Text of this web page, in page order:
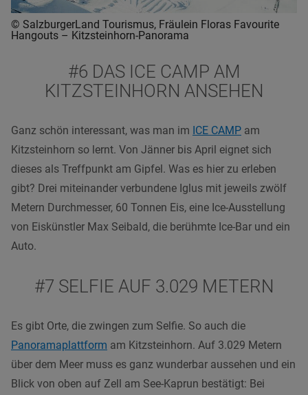
© SalzburgerLand Tourismus, Fräulein Floras Favourite
Hangouts – Kitzsteinhorn-Panorama
#6 DAS ICE CAMP AM
KITZSTEINHORN ANSEHEN
Ganz schön interessant, was man im ICE CAMP am
Kitzsteinhorn so lernt. Von Jänner bis April eignet sich
dieses als Treffpunkt am Gipfel. Was es hier zu erleben
gibt? Drei miteinander verbundene Iglus mit jeweils zwölf
Metern Durchmesser, 60 Tonnen Eis, eine Ice-Ausstellung
von Eiskünstler Max Seibald, die berühmte Ice-Bar und ein
Auto.
#7 SELFIE AUF 3.029 METERN
Es gibt Orte, die zwingen zum Selfie. So auch die
Panoramaplattform am Kitzsteinhorn. Auf 3.029 Metern
über dem Meer muss es ganz wunderbar aussehen und ein
Blick von oben auf Zell am See-Kaprun bestätigt: Bei